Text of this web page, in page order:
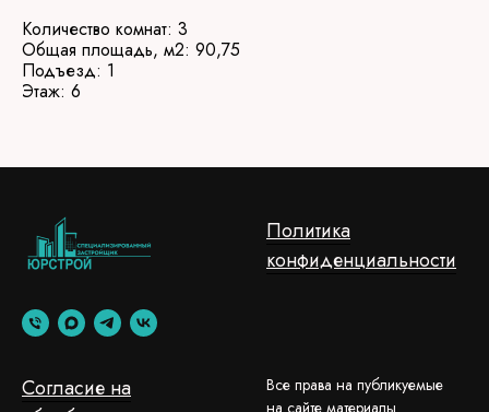
Количество комнат: 3
Общая площадь, м2: 90,75
Подъезд: 1
Этаж: 6
Политика
конфиденциальности
Согласие на
Все права на публикуемые
на сайте материалы